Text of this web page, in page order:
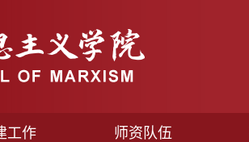
工作 师资队伍